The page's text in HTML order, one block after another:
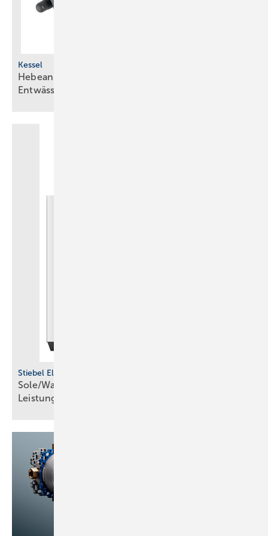
Kessel
Hebeanlagen für medienbeständige
Entwässerung
Stiebel Eltron
Sole/Wasser-Wärmepumpen für den höheren
Leistungsbereich